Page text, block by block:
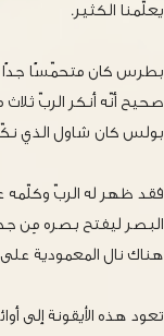
يعلّمنا الكثير.
بطرس كان متحمّسًا جدًا
صحيح أنّه أنكر الربّ ثلاث
بولس كان شاول الذي
فقد ظهر له الربّ
البصر ليفتح بصره مِن
هناك نال المعمودية